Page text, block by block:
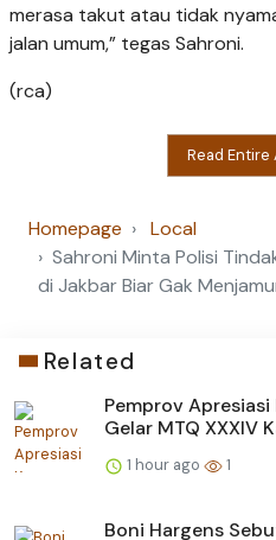
merasa takut atau tidak
jalan umum,” tegas Sahroni.
(rca)
Read
Homepage
Local
Sahroni Minta Polisi
di Jakbar Biar Gak
Related
Pemprov
Gelar MTQ XXXIV
1 hour ago 1
Boni Hargens